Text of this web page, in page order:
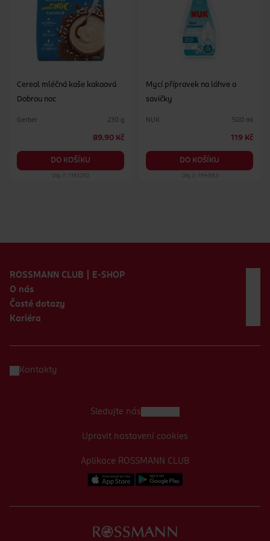
Cereal mléčná kaše kakaová
Dobrou noc
Gerber 230 g
89.90 Kč
DO KOŠÍKU
Obj. č.: 1161250
Mycí přípravek na láhve a
savičky
NUK 500 ml
119 Kč
DO KOŠÍKU
Obj. č.: 194983
ROSSMANN CLUB | E-SHOP
O nás
Časté dotazy
Kariéra
Kontakty
Aplikace ROSSMANN CLUB
Sledujte nás
Upravit nastavení cookies